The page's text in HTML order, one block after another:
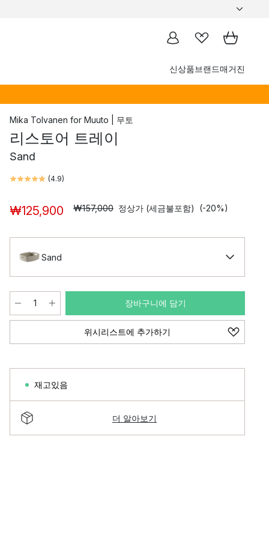
신상품브랜드매거진
Mika Tolvanen for Muuto | 무토
리스토어 트레이
Sand
(4.9)
₩125,900 ₩157,000 정상가 (세금불포함) (-20%)
Sand
장바구니에 담기
위시리스트에 추가하기
재고있음
더 알아보기